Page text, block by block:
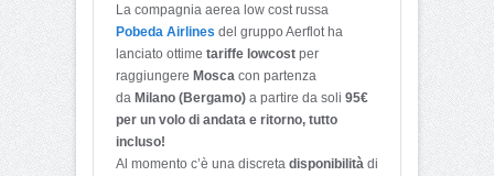
La compagnia aerea low cost russa
Pobeda Airlines del gruppo Aerflot ha
lanciato ottime tariffe lowcost per
raggiungere Mosca con partenza
da Milano (Bergamo) a partire da soli 95€
per un volo di andata e ritorno, tutto
incluso!
Al momento c’è una discreta disponibilità di